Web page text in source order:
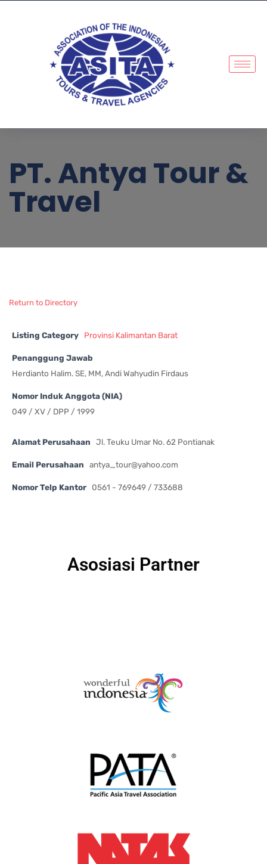
PT. Antya Tour &
Travel
Return to Directory
Listing Category Provinsi Kalimantan Barat
Penanggung Jawab
Herdianto Halim. SE, MM, Andi Wahyudin Firdaus
Nomor Induk Anggota (NIA)
049 / XV / DPP / 1999
Alamat Perusahaan Jl. Teuku Umar No. 62 Pontianak
Email Perusahaan antya_tour@yahoo.com
Nomor Telp Kantor 0561 - 769649 / 733688
Asosiasi Partner